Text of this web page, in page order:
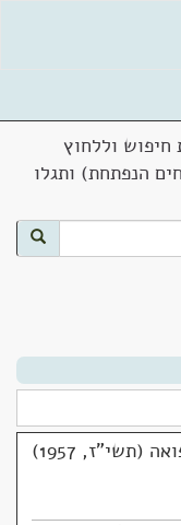
חיפוש וללחוץ
הנפתחת) ותגלו
(תשי"ז, 1957)